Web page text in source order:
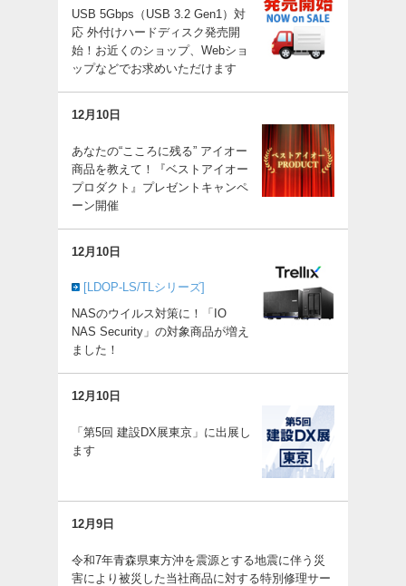
USB 5Gbps（USB 3.2 Gen1）対
応 外付けハードディスク発売開
始！お近くのショップ、Webショ
ップなどでお求めいただけます
12月10日
あなたの“こころに残る” アイオー
商品を教えて！『ベストアイオー
プロダクト』プレゼントキャンペ
ーン開催
12月10日
[LDOP-LS/TLシリーズ]
NASのウイルス対策に！「IO
NAS Security」の対象商品が増え
ました！
12月10日
「第5回 建設DX展東京」に出展し
ます
12月9日
令和7年青森県東方沖を震源とする地震に伴う災
害により被災した当社商品に対する特別修理サー